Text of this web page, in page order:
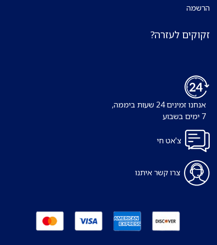
הרשמה
זקוקים לעזרה?
אנחנו זמינים 24 שעות ביממה,
צ'אט חי
צרו קשר איתנו